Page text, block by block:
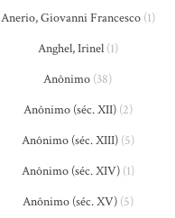
Anerio, Giovanni Francesco(1)
Anghel, Irinel(1)
Anônimo (38)
Anônimo (séc. XII)(2)
Anônimo (séc. XIII)(5)
Anônimo (séc. XIV)(1)
Anônimo (séc. XV)(5)